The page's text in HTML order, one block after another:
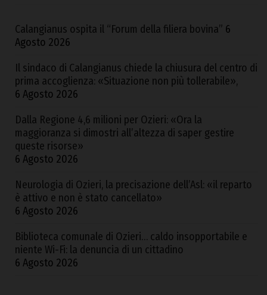
Calangianus ospita il “Forum della filiera bovina” 6
Agosto 2026
Il sindaco di Calangianus chiede la chiusura del centro di
prima accoglienza: «Situazione non più tollerabile»,
6 Agosto 2026
Dalla Regione 4,6 milioni per Ozieri: «Ora la
maggioranza si dimostri all’altezza di saper gestire
queste risorse»
6 Agosto 2026
Neurologia di Ozieri, la precisazione dell’Asl: «il reparto
è attivo e non è stato cancellato»
6 Agosto 2026
Biblioteca comunale di Ozieri… caldo insopportabile e
niente Wi-Fi: la denuncia di un cittadino
6 Agosto 2026